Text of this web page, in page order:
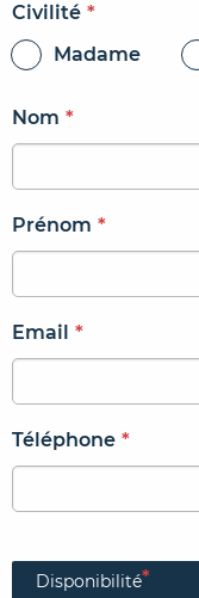
Civilité *
Madame
Nom *
Prénom *
Email *
Téléphone *
Disponibilité*